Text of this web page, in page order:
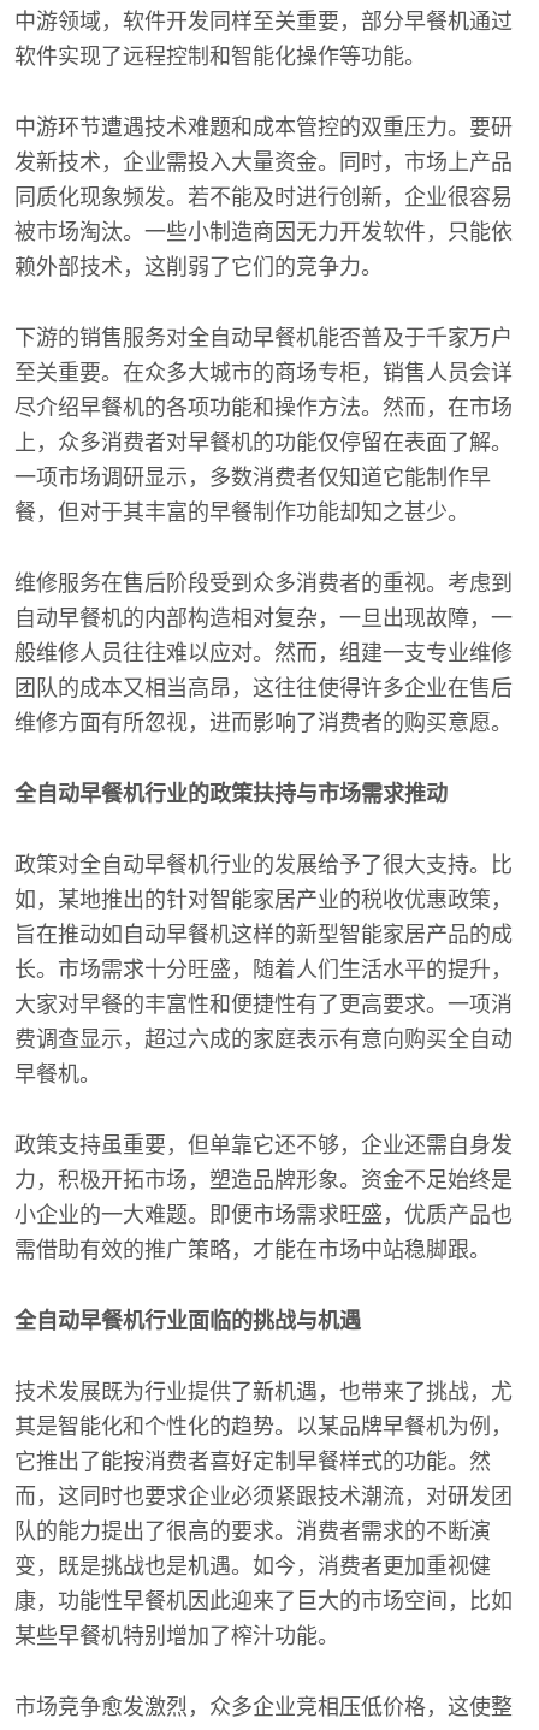
中游领域，软件开发同样至关重要，部分早餐机通过
软件实现了远程控制和智能化操作等功能。
中游环节遭遇技术难题和成本管控的双重压力。要研
发新技术，企业需投入大量资金。同时，市场上产品
同质化现象频发。若不能及时进行创新，企业很容易
被市场淘汰。一些小制造商因无力开发软件，只能依
赖外部技术，这削弱了它们的竞争力。
下游的销售服务对全自动早餐机能否普及于千家万户
至关重要。在众多大城市的商场专柜，销售人员会详
尽介绍早餐机的各项功能和操作方法。然而，在市场
上，众多消费者对早餐机的功能仅停留在表面了解。
一项市场调研显示，多数消费者仅知道它能制作早
餐，但对于其丰富的早餐制作功能却知之甚少。
维修服务在售后阶段受到众多消费者的重视。考虑到
自动早餐机的内部构造相对复杂，一旦出现故障，一
般维修人员往往难以应对。然而，组建一支专业维修
团队的成本又相当高昂，这往往使得许多企业在售后
维修方面有所忽视，进而影响了消费者的购买意愿。
全自动早餐机行业的政策扶持与市场需求推动
政策对全自动早餐机行业的发展给予了很大支持。比
如，某地推出的针对智能家居产业的税收优惠政策，
旨在推动如自动早餐机这样的新型智能家居产品的成
长。市场需求十分旺盛，随着人们生活水平的提升，
大家对早餐的丰富性和便捷性有了更高要求。一项消
费调查显示，超过六成的家庭表示有意向购买全自动
早餐机。
政策支持虽重要，但单靠它还不够，企业还需自身发
力，积极开拓市场，塑造品牌形象。资金不足始终是
小企业的一大难题。即便市场需求旺盛，优质产品也
需借助有效的推广策略，才能在市场中站稳脚跟。
全自动早餐机行业面临的挑战与机遇
技术发展既为行业提供了新机遇，也带来了挑战，尤
其是智能化和个性化的趋势。以某品牌早餐机为例，
它推出了能按消费者喜好定制早餐样式的功能。然
而，这同时也要求企业必须紧跟技术潮流，对研发团
队的能力提出了很高的要求。消费者需求的不断演
变，既是挑战也是机遇。如今，消费者更加重视健
康，功能性早餐机因此迎来了巨大的市场空间，比如
某些早餐机特别增加了榨汁功能。
市场竞争愈发激烈，众多企业竞相压低价格，这使整